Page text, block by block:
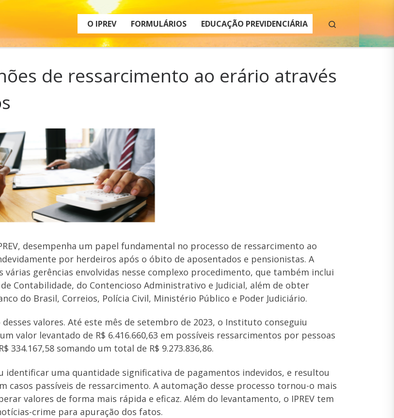
O IPREV FORMULÁRIOS EDUCAÇÃO PREVIDENCIÁRIA
de ressarcimento ao erário através
desempenha um papel fundamental no processo de ressarcimento ao
por herdeiros após o óbito de aposentados e pensionistas. A
várias gerências envolvidas nesse complexo procedimento, que também inclui
Contabilidade, do Contencioso Administrativo e Judicial, além de obter
do Brasil, Correios, Polícia Civil, Ministério Público e Poder Judiciário.
valores. Até este mês de setembro de 2023, o Instituto conseguiu
valor levantado de R$ 6.416.660,63 em possíveis ressarcimentos por pessoas
334.167,58 somando um total de R$ 9.273.836,86.
identificar uma quantidade significativa de pagamentos indevidos, e resultou
casos passíveis de ressarcimento. A automação desse processo tornou-o mais
valores de forma mais rápida e eficaz. Além do levantamento, o IPREV tem
crime para apuração dos fatos.